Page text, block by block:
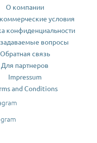
О компании
условия
конфиденциальности
вопросы
Обратная связь
Для партнеров
Impressum
and Conditions